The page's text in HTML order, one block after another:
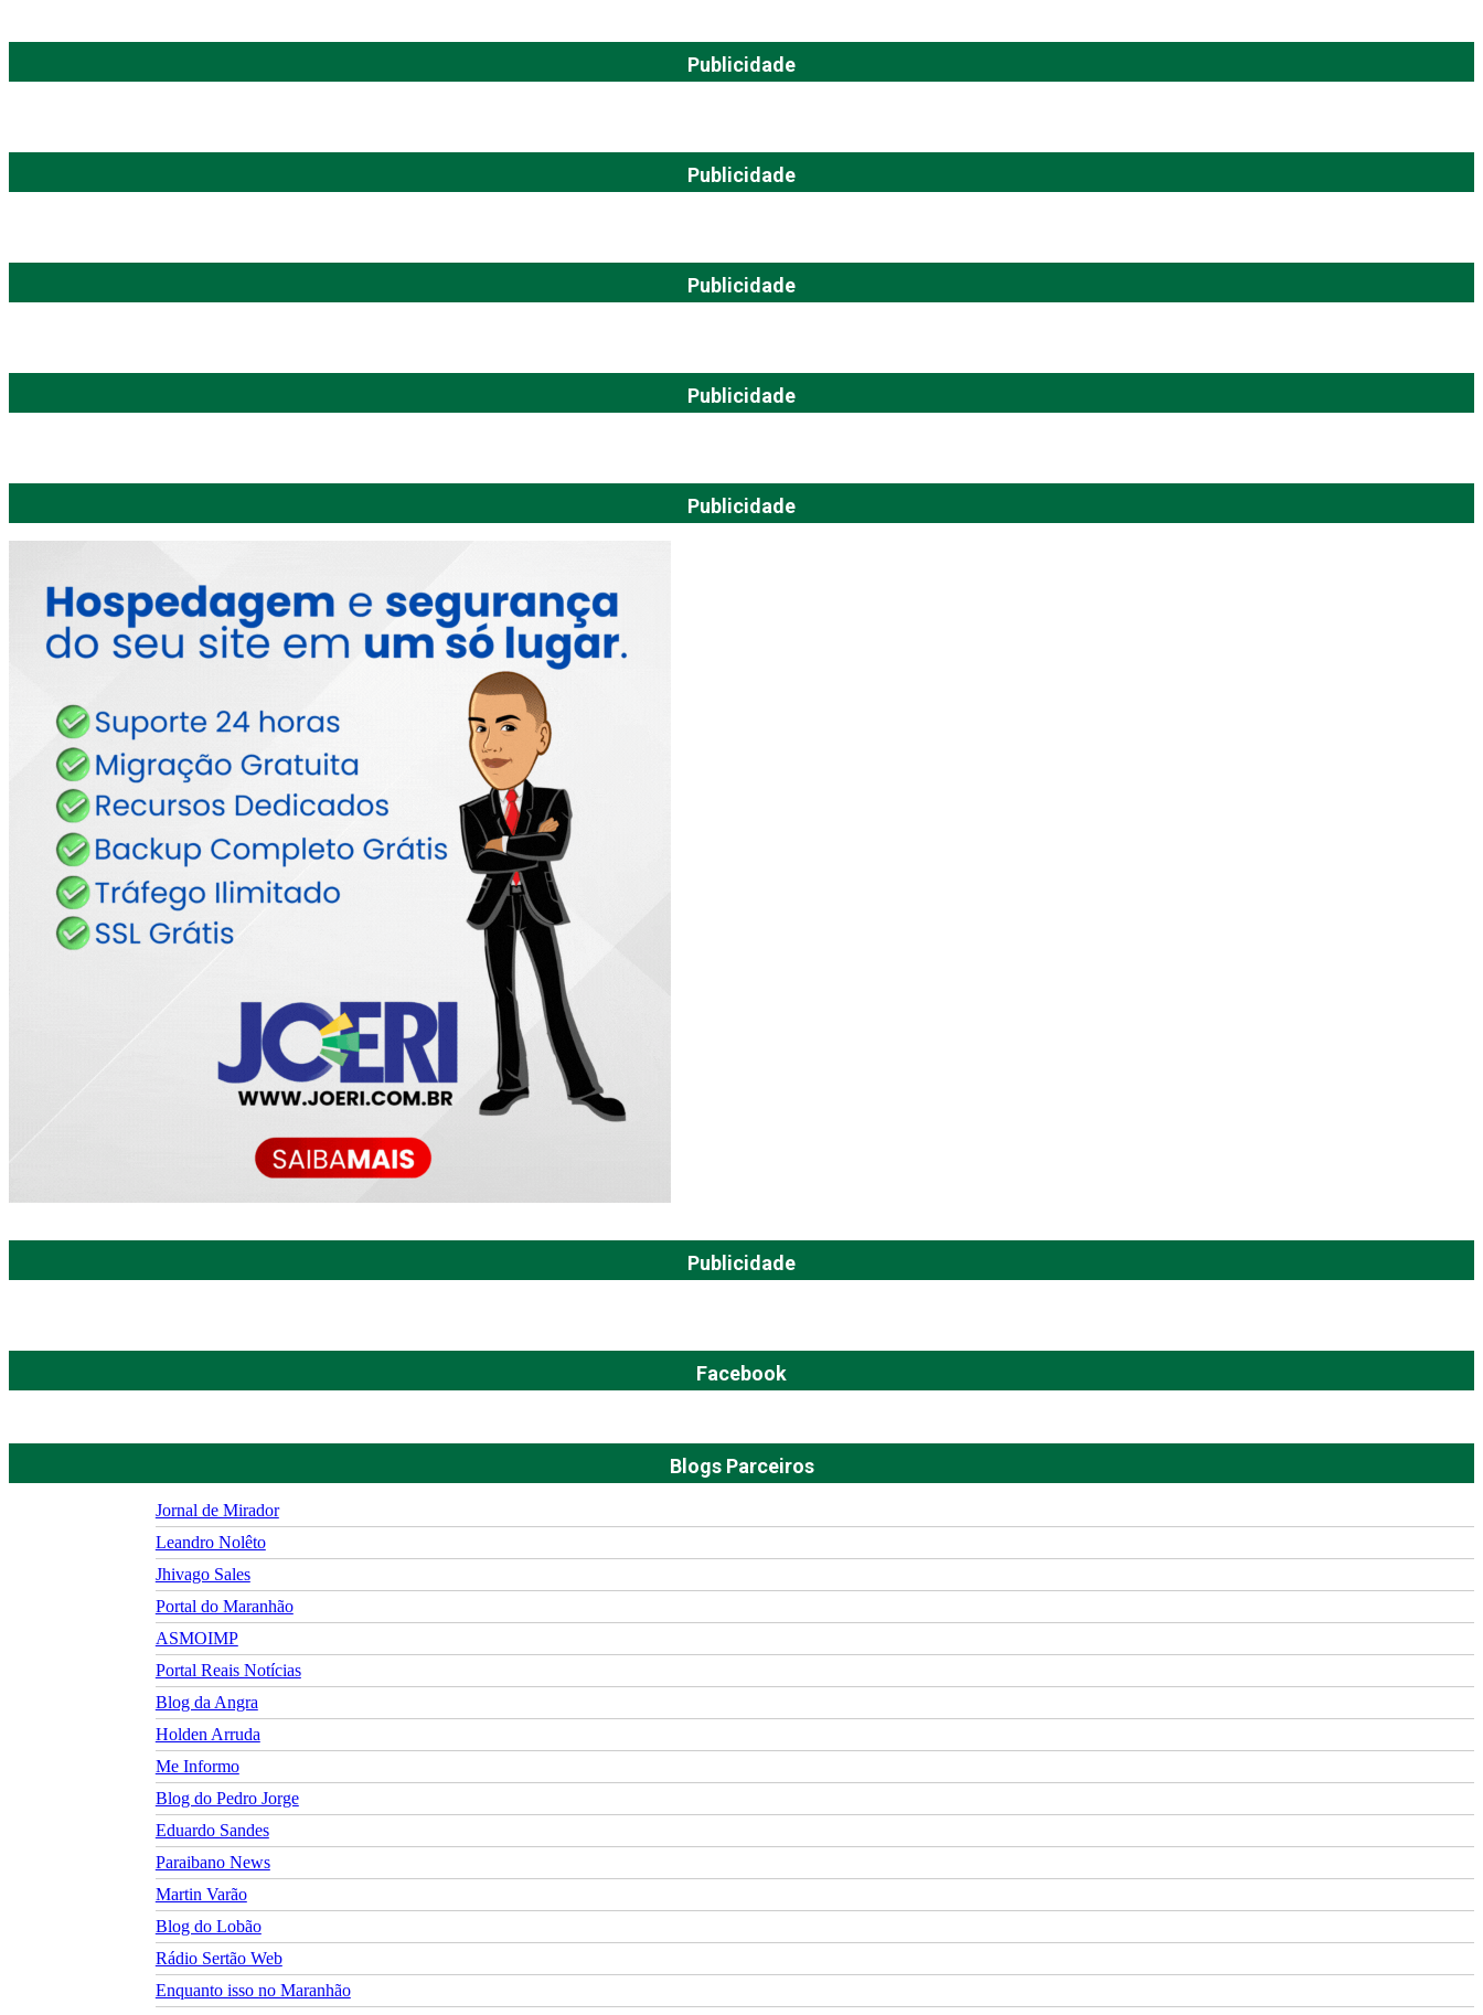
Publicidade
Publicidade
Publicidade
Publicidade
Publicidade
Publicidade
Facebook
Blogs Parceiros
Jornal de Mirador
Leandro Nolêto
Jhivago Sales
Portal do Maranhão
ASMOIMP
Portal Reais Notí­cias
Blog da Angra
Holden Arruda
Me Informo
Blog do Pedro Jorge
Eduardo Sandes
Paraibano News
Martin Varão
Blog do Lobão
Rádio Sertão Web
Enquanto isso no Maranhão